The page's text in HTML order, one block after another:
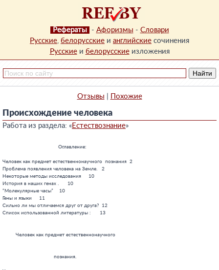
Рефераты - Афоризмы - Словари
Русские, белорусские и английские сочинения
Русскиеи белорусскиеизложения
Отзывы Похожие
Происхождение человека
Работа из раздела: «Естествознание»